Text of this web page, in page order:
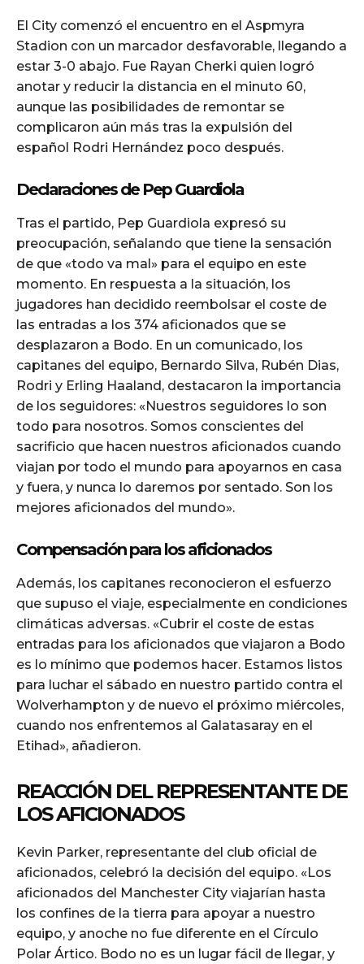
El City comenzó el encuentro en el Aspmyra
Stadion con un marcador desfavorable, llegando a
estar 3-0 abajo. Fue Rayan Cherki quien logró
anotar y reducir la distancia en el minuto 60,
aunque las posibilidades de remontar se
complicaron aún más tras la expulsión del
español Rodri Hernández poco después.
Declaraciones de Pep Guardiola
Tras el partido, Pep Guardiola expresó su
preocupación, señalando que tiene la sensación
de que «todo va mal» para el equipo en este
momento. En respuesta a la situación, los
jugadores han decidido reembolsar el coste de
las entradas a los 374 aficionados que se
desplazaron a Bodo. En un comunicado, los
capitanes del equipo, Bernardo Silva, Rubén Dias,
Rodri y Erling Haaland, destacaron la importancia
de los seguidores: «Nuestros seguidores lo son
todo para nosotros. Somos conscientes del
sacrificio que hacen nuestros aficionados cuando
viajan por todo el mundo para apoyarnos en casa
y fuera, y nunca lo daremos por sentado. Son los
mejores aficionados del mundo».
Compensación para los aficionados
Además, los capitanes reconocieron el esfuerzo
que supuso el viaje, especialmente en condiciones
climáticas adversas. «Cubrir el coste de estas
entradas para los aficionados que viajaron a Bodo
es lo mínimo que podemos hacer. Estamos listos
para luchar el sábado en nuestro partido contra el
Wolverhampton y de nuevo el próximo miércoles,
cuando nos enfrentemos al Galatasaray en el
Etihad», añadieron.
REACCIÓN DEL REPRESENTANTE DE
LOS AFICIONADOS
Kevin Parker, representante del club oficial de
aficionados, celebró la decisión del equipo. «Los
aficionados del Manchester City viajarían hasta
los confines de la tierra para apoyar a nuestro
equipo, y anoche no fue diferente en el Círculo
Polar Ártico. Bodo no es un lugar fácil de llegar, y